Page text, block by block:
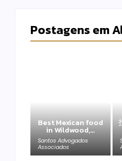
Postagens em
Best Mexican food
in Wildwood,…
Santos Advogados
Associados